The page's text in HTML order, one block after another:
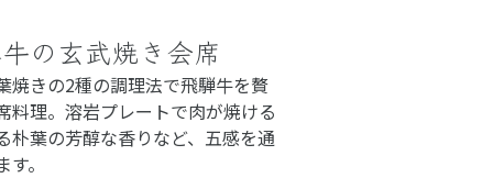
の玄武焼き会席
焼きの2種の調理法で飛騨牛を贅
料理。溶岩プレートで肉が焼ける
朴葉の芳醇な香りなど、五感を通
。